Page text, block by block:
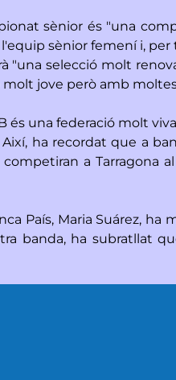
sènior és "una
sènior femení i,
"una selecció molt
jove però amb
és una federació molt
ha recordat que a
a Tarragona
País, Maria Suárez,
banda, ha subratllat